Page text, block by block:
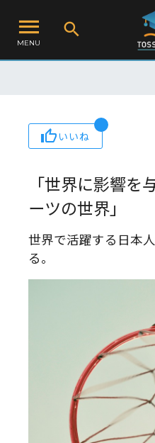
MENU
いいね
「世界に影響を
ーツの世界」
世界で活躍する日本
る。